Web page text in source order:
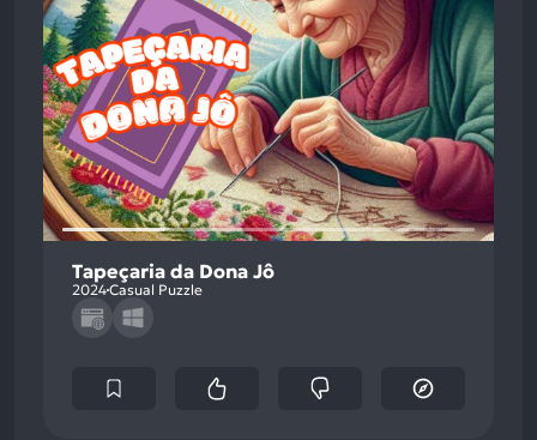
Tapeçaria da Dona Jô
2024Casual Puzzle